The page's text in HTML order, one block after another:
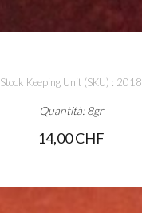
Stock Keeping Unit (SKU) : 2018
Quantità: 8gr
14,00 CHF